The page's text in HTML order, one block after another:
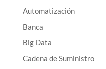
Automatización
Banca
Big Data
Cadena de Suministro